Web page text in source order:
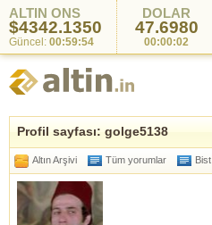
ALTIN ONS
$4342.1350
Güncel: 00:59:54
DOLAR
47.6980
00:00:02
Profil sayfası: golge5138
Altın Arşivi Tüm yorumlar Bist